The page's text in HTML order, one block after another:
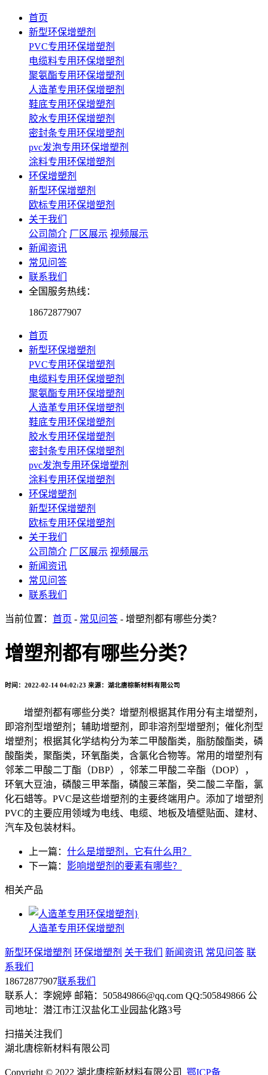
首页
新型环保增塑剂
PVC专用环保增塑剂
电缆料专用环保增塑剂
聚氨酯专用环保增塑剂
人造革专用环保增塑剂
鞋底专用环保增塑剂
胶水专用环保增塑剂
密封条专用环保增塑剂
pvc发泡专用环保增塑剂
涂料专用环保增塑剂
环保增塑剂
新型环保增塑剂
欧标专用环保增塑剂
关于我们
公司简介 厂区展示 视频展示
新闻资讯
常见问答
联系我们
全国服务热线：
18672877907
首页
新型环保增塑剂
PVC专用环保增塑剂
电缆料专用环保增塑剂
聚氨酯专用环保增塑剂
人造革专用环保增塑剂
鞋底专用环保增塑剂
胶水专用环保增塑剂
密封条专用环保增塑剂
pvc发泡专用环保增塑剂
涂料专用环保增塑剂
环保增塑剂
新型环保增塑剂
欧标专用环保增塑剂
关于我们
公司简介 厂区展示 视频展示
新闻资讯
常见问答
联系我们
当前位置： 首页 - 常见问答 - 增塑剂都有哪些分类？
增塑剂都有哪些分类？
时间：2022-02-14 04:02:23 来源：湖北唐棕新材料有限公司
增塑剂都有哪些分类？增塑剂根据其作用分有主增塑剂，
即溶剂型增塑剂；辅助增塑剂，即非溶剂型增塑剂；催化剂型
增塑剂；根据其化学结构分为苯二甲酸酯类，脂肪酸酯类，磷
酸酯类，聚酯类，环氧酯类，含氯化合物等。常用的增塑剂有
邻苯二甲酸二丁酯（DBP），邻苯二甲酸二辛酯（DOP），
环氧大豆油，磷酸三甲苯酯，磷酸三苯酯，癸二酸二辛酯，氯
化石蜡等。PVC是这些增塑剂的主要终端用户。添加了增塑剂
PVC的主要应用领域为电线、电缆、地板及墙壁贴面、建材、
汽车及包装材料。
上一篇： 什么是增塑剂，它有什么用？
下一篇： 影响增塑剂的要素有哪些？
相关产品
人造革专用环保增塑剂
新型环保增塑剂 环保增塑剂 关于我们 新闻资讯 常见问答 联
系我们
18672877907联系我们
联系人：李婉婷 邮箱：505849866@qq.com QQ:505849866 公
司地址：潜江市江汉盐化工业园盐化路3号
扫描关注我们
湖北唐棕新材料有限公司
Copyright © 2022 湖北唐棕新材料有限公司 鄂ICP备